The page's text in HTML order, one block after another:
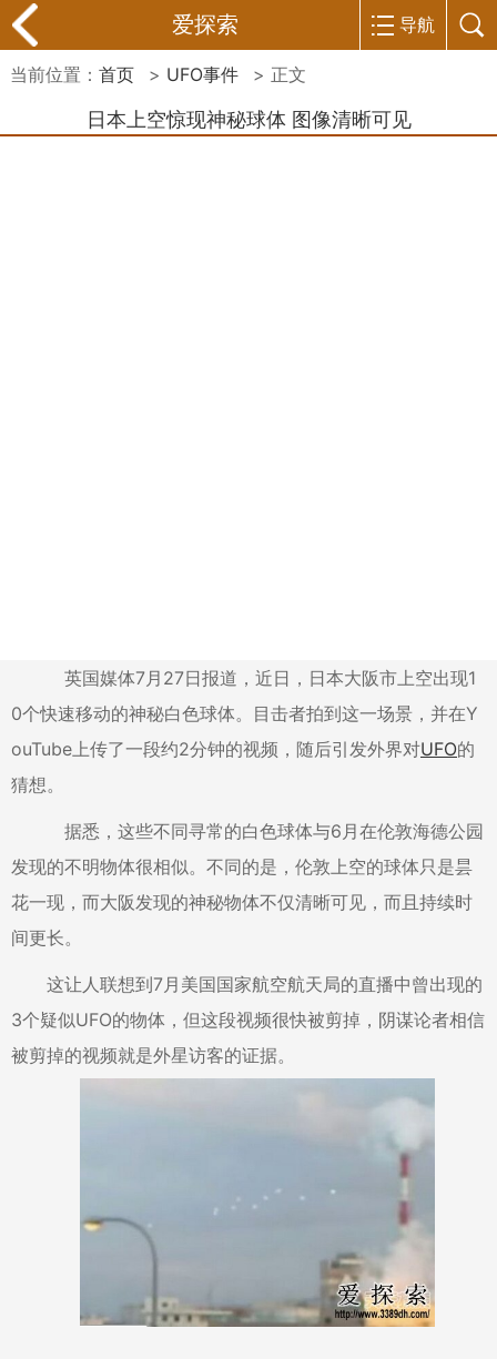
爱探索 导航
当前位置： 首页 > UFO事件 > 正文
日本上空惊现神秘球体 图像清晰可见
英国媒体7月27日报道，近日，日本大阪市上空出现1
0个快速移动的神秘白色球体。目击者拍到这一场景，并在Y
ouTube上传了一段约2分钟的视频，随后引发外界对UFO的
猜想。
据悉，这些不同寻常的白色球体与6月在伦敦海德公园
发现的不明物体很相似。不同的是，伦敦上空的球体只是昙
花一现，而大阪发现的神秘物体不仅清晰可见，而且持续时
间更长。
这让人联想到7月美国国家航空航天局的直播中曾出现的
3个疑似UFO的物体，但这段视频很快被剪掉，阴谋论者相信
被剪掉的视频就是外星访客的证据。